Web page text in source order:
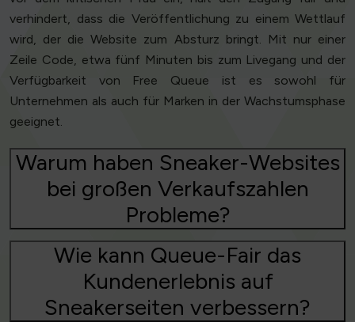
verhindert, dass die Veröffentlichung zu einem Wettlauf
wird, der die Website zum Absturz bringt. Mit nur einer
Zeile Code, etwa fünf Minuten bis zum Livegang und der
Verfügbarkeit von Free Queue ist es sowohl für
Unternehmen als auch für Marken in der Wachstumsphase
geeignet.
Warum haben Sneaker-Websites
bei großen Verkaufszahlen
Probleme?
Wie kann Queue-Fair das
Kundenerlebnis auf
Sneakerseiten verbessern?